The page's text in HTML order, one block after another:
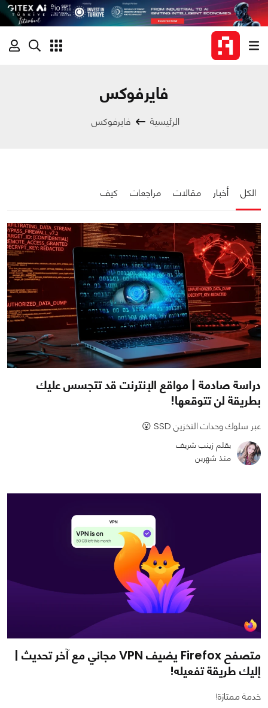
فايرفوكس
الرئيسية فايرفوكس
الكل أخبار مقالات مراجعات كيف
دراسة صادمة | مواقع الإنترنت قد تتجسس عليك
بطريقة لن تتوقعها!
عبر سلوك وحدات التخزين SSD 😮
بقلم زينب شريف
منذ شهرين
متصفح Firefox يضيف VPN مجاني مع آخر تحديث |
إليك طريقة تفعيله!
خدمة ممتازة!